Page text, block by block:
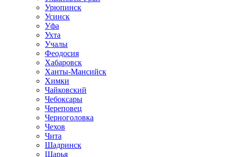
Урюпинск
Усинск
Уфа
Ухта
Учалы
Феодосия
Хабаровск
Ханты-Мансийск
Химки
Чайковский
Чебоксары
Череповец
Черноголовка
Чехов
Чита
Шадринск
Шарья